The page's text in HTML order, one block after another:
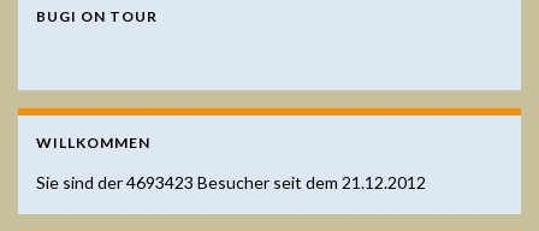
BUGI ON TOUR
WILLKOMMEN
Sie sind der4693423 Besucher seit dem 21.12.2012